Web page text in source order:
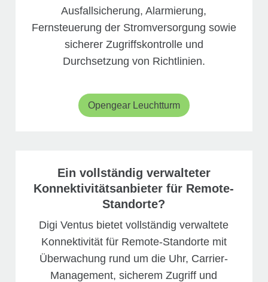
Ausfallsicherung, Alarmierung,
Fernsteuerung der Stromversorgung sowie
sicherer Zugriffskontrolle und
Durchsetzung von Richtlinien.
Opengear Leuchtturm
Ein vollständig verwalteter
Konnektivitätsanbieter für Remote-
Standorte?
Digi Ventus bietet vollständig verwaltete
Konnektivität für Remote-Standorte mit
Überwachung rund um die Uhr, Carrier-
Management, sicherem Zugriff und